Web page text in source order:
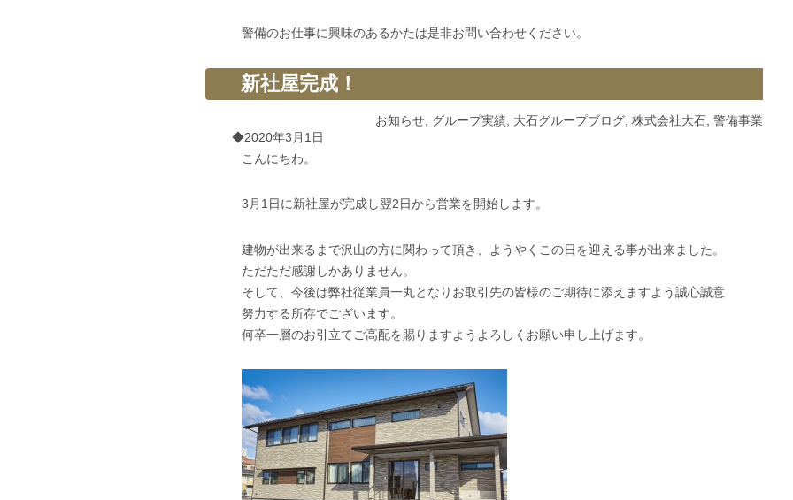
警備のお仕事に興味のあるかたは是非お問い合わせください。
新社屋完成！
お知らせ グループ実績 大石グループブログ 株式会社大石 警備事業
◆2020年3月1日
こんにちわ。
3月1日に新社屋が完成し翌2日から営業を開始します。
建物が出来るまで沢山の方に関わって頂き、ようやくこの日を迎える事が出来ました。
ただただ感謝しかありません。
そして、今後は弊社従業員一丸となりお取引先の皆様のご期待に添えますよう誠心誠意
努力する所存でございます。
何卒一層のお引立てご高配を賜りますようよろしくお願い申し上げます。